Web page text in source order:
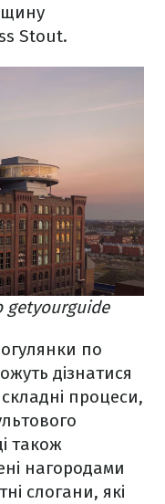
Stout.
getyourguide
по
дізнатися
процеси,
також
нагородами
слогани, які